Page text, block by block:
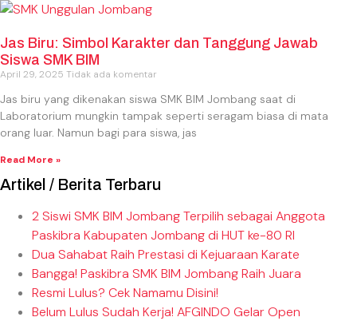
Jas Biru: Simbol Karakter dan Tanggung Jawab
Siswa SMK BIM
April 29, 2025 Tidak ada komentar
Jas biru yang dikenakan siswa SMK BIM Jombang saat di
Laboratorium mungkin tampak seperti seragam biasa di mata
orang luar. Namun bagi para siswa, jas
Read More »
Artikel / Berita Terbaru
2 Siswi SMK BIM Jombang Terpilih sebagai Anggota
Paskibra Kabupaten Jombang di HUT ke-80 RI
Dua Sahabat Raih Prestasi di Kejuaraan Karate
Bangga! Paskibra SMK BIM Jombang Raih Juara
Resmi Lulus? Cek Namamu Disini!
Belum Lulus Sudah Kerja! AFGINDO Gelar Open